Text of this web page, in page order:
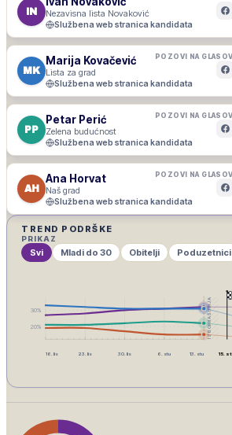
IN Nezavisna lista Novaković
Službena web stranica kandidata
MK
Marija Kovačević
Lista za grad
POZOVI NA
Službena web stranica kandidata
PP
Petar Perić
Zelena budućnost
POZOVI NA
Službena web stranica kandidata
AH
Ana Horvat
Naš grad
POZOVI NA
Službena web stranica kandidata
TREND PODRŠKE
PRIKAZ
Svi Mladi do 30 Obitelji Poduzetnici
IZBORNA ŠUTNJA
20%
30%
16. lis 23. lis 30. lis 6. stu 13. stu 15.